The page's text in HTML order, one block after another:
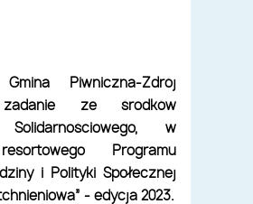
Piwniczna-Zdrój
ze środków
Solidarnościowego, w
Programu
i Polityki Społecznej
- edycja 2023.